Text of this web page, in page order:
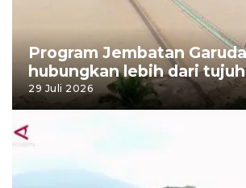
Program Jembatan Garuda
hubungkan lebih dari
29 Juli 2026